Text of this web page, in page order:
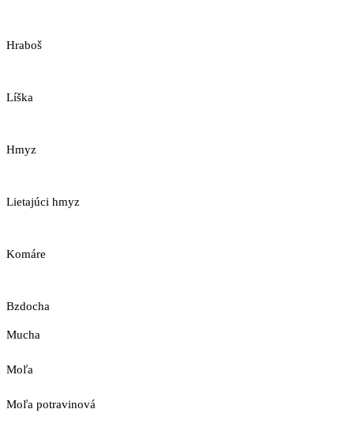
Hraboš
Líška
Hmyz
Lietajúci hmyz
Komáre
Bzdocha
Mucha
Moľa
Moľa potravinová